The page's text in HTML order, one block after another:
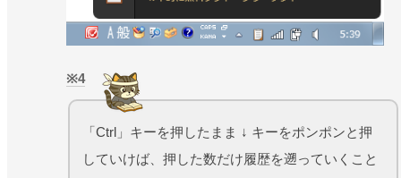
4
「Ctrl」キーを押したまま ↓ キーをポンポンと押
していけば、押した数だけ履歴を遡っていくこと